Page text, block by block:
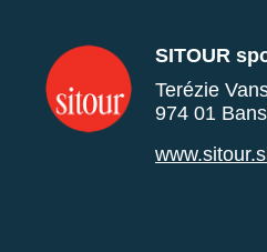
SITOUR
Terézie
974 01